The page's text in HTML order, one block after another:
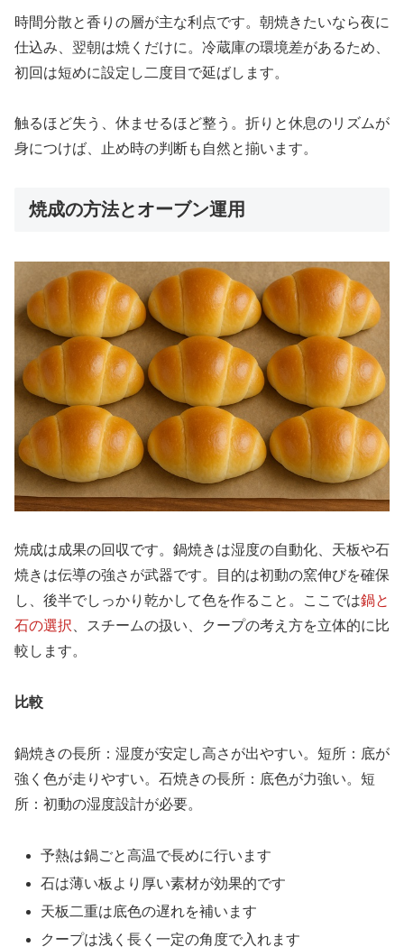
時間分散と香りの層が主な利点です。朝焼きたいなら夜に
仕込み、翌朝は焼くだけに。冷蔵庫の環境差があるため、
初回は短めに設定し二度目で延ばします。
触るほど失う、休ませるほど整う。折りと休息のリズムが
身につけば、止め時の判断も自然と揃います。
焼成の方法とオーブン運用
焼成は成果の回収です。鍋焼きは湿度の自動化、天板や石
焼きは伝導の強さが武器です。目的は初動の窯伸びを確保
し、後半でしっかり乾かして色を作ること。ここでは鍋と
石の選択 、スチームの扱い、クープの考え方を立体的に比
較します。
比較
鍋焼きの長所：湿度が安定し高さが出やすい。短所：底が
強く色が走りやすい。石焼きの長所：底色が力強い。短
所：初動の湿度設計が必要。
予熱は鍋ごと高温で長めに行います
石は薄い板より厚い素材が効果的です
天板二重は底色の遅れを補います
クープは浅く長く一定の角度で入れます